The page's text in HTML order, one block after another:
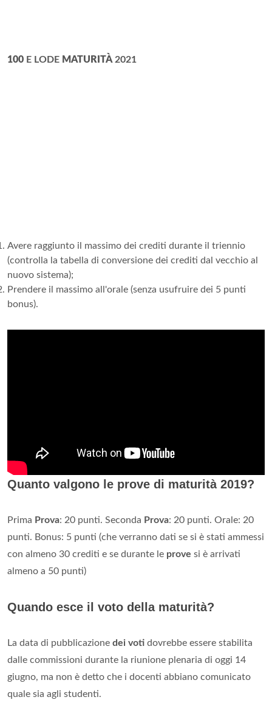
100 E LODE MATURITÀ2021
Avere raggiunto il massimo dei crediti durante il triennio
(controlla la tabella di conversione dei crediti dal vecchio al
nuovo sistema);
Prendere il massimo all'orale (senza usufruire dei 5 punti
bonus).
Quanto valgono le prove di maturità 2019?
Prima Prova: 20 punti. Seconda Prova: 20 punti. Orale: 20
punti. Bonus: 5 punti (che verranno dati se si è stati ammessi
con almeno 30 crediti e se durante le prove si è arrivati
almeno a 50 punti)
Quando esce il voto della maturità?
La data di pubblicazione dei voti dovrebbe essere stabilita
dalle commissioni durante la riunione plenaria di oggi 14
giugno, ma non è detto che i docenti abbiano comunicato
quale sia agli studenti.